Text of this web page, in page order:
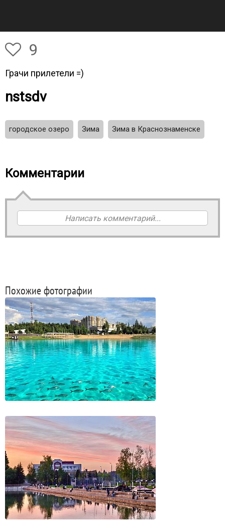
9
Грачи прилетели =)
nstsdv
городское озеро Зима Зима в Краснознаменске
Комментарии
Написать комментарий...
Похожие фотографии